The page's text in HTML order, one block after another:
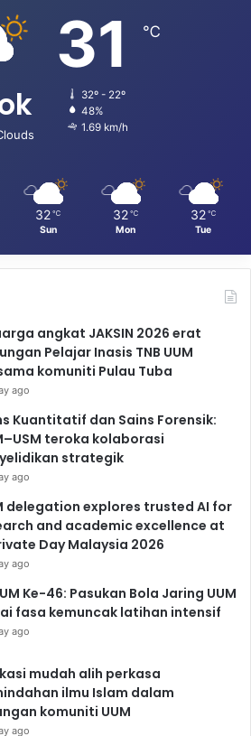
31 ℃
32º - 22º
48%
1.69 km/h
32 ℃
Sun
32 ℃
Mon
32 ℃
Tue
angkat JAKSIN 2026 erat
Pelajar Inasis TNB UUM
komuniti Pulau Tuba
ago
Kuantitatif dan Sains Forensik:
teroka kolaborasi
strategik
ago
delegation explores trusted AI for
and academic excellence at
Day Malaysia 2026
ago
Ke-46: Pasukan Bola Jaring UUM
fasa kemuncak latihan intensif
ago
mudah alih perkasa
ilmu Islam dalam
komuniti UUM
ago